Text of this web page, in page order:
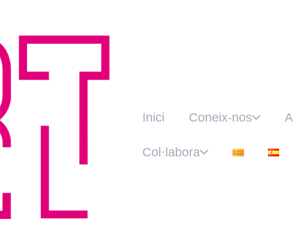
Inici Coneix-nos
Col·labora